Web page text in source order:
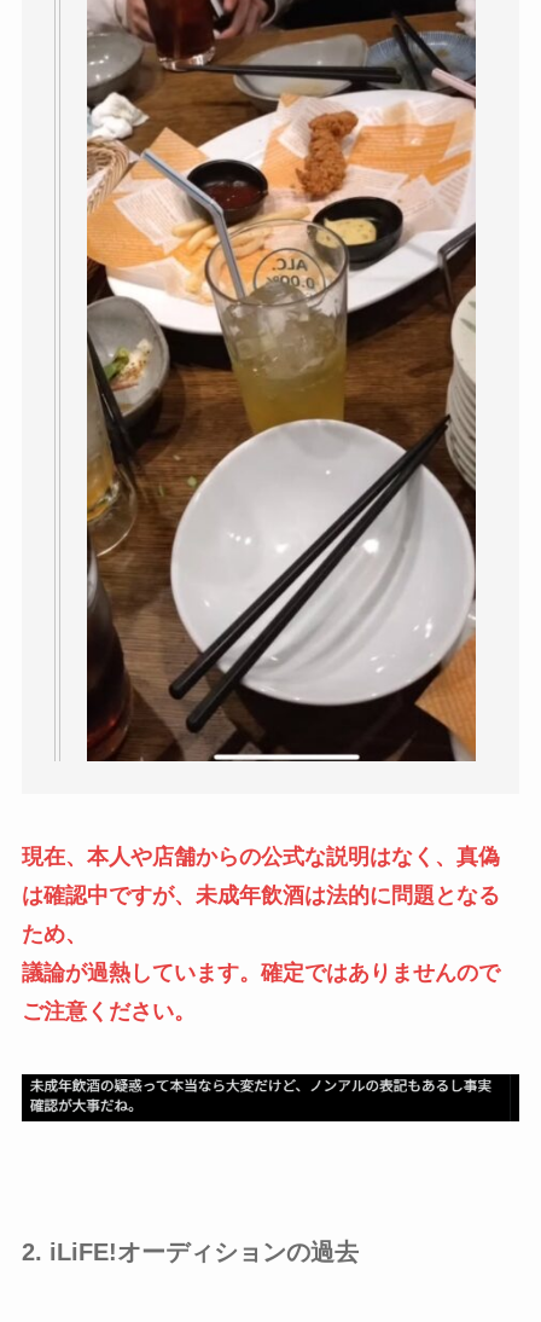
現在、本人や店舗からの公式な説明はなく、真偽
は確認中ですが、未成年飲酒は法的に問題となる
ため、
議論が過熱しています。確定ではありませんので
ご注意ください。
2. iLiFE!オーディションの過去